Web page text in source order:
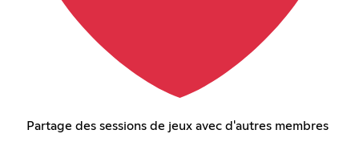
Partage des sessions de jeux avec d'autres membres